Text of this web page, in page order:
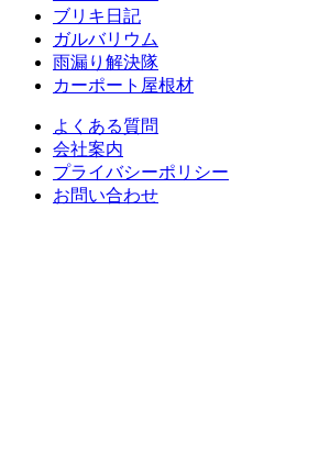
ブリキ日記
ガルバリウム
雨漏り解決隊
カーポート屋根材
よくある質問
会社案内
プライバシーポリシー
お問い合わせ